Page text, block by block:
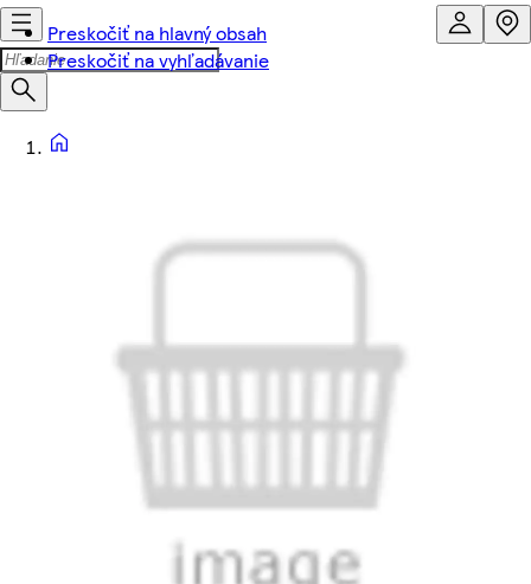
Preskočiť na hlavný obsah
Preskočiť na vyhľadávanie